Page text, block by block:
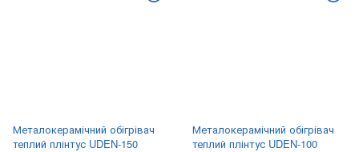
Металокерамічний обігрівач
теплий плінтус UDEN-150
Металокерамічний обігрівач
теплий плінтус UDEN-100